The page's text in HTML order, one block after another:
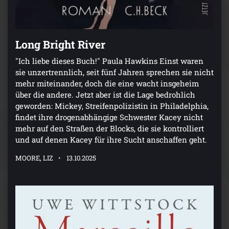
Long Bright River
"Ich liebe dieses Buch!" Paula Hawkins Einst waren
sie unzertrennlich, seit fünf Jahren sprechen sie nicht
mehr miteinander, doch die eine wacht insgeheim
über die andere. Jetzt aber ist die Lage bedrohlich
geworden: Mickey, Streifenpolizistin in Philadelphia,
findet ihre drogenabhängige Schwester Kacey nicht
mehr auf den Straßen der Blocks, die sie kontrolliert
und auf denen Kacey für ihre Sucht anschaffen geht.
MOORE, LIZ 13.10.2025